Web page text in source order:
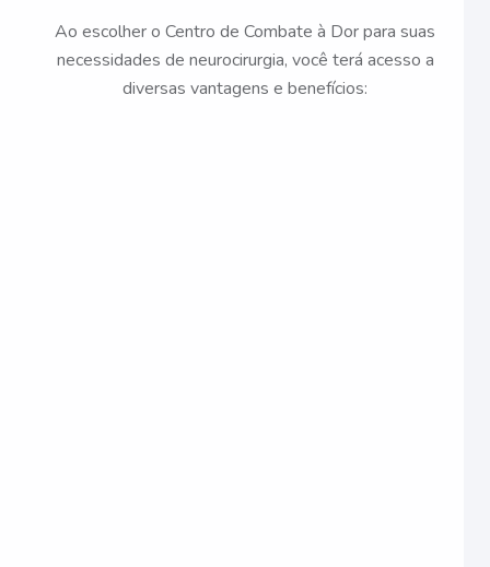
Ao escolher o Centro de Combate à Dor para suas
necessidades de neurocirurgia, você terá acesso a
diversas vantagens e benefícios: